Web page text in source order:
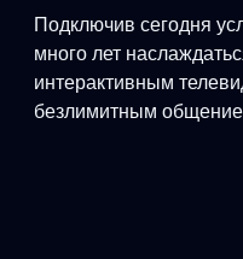
Подключив сегодня
много лет
интерактивным
безлимитным